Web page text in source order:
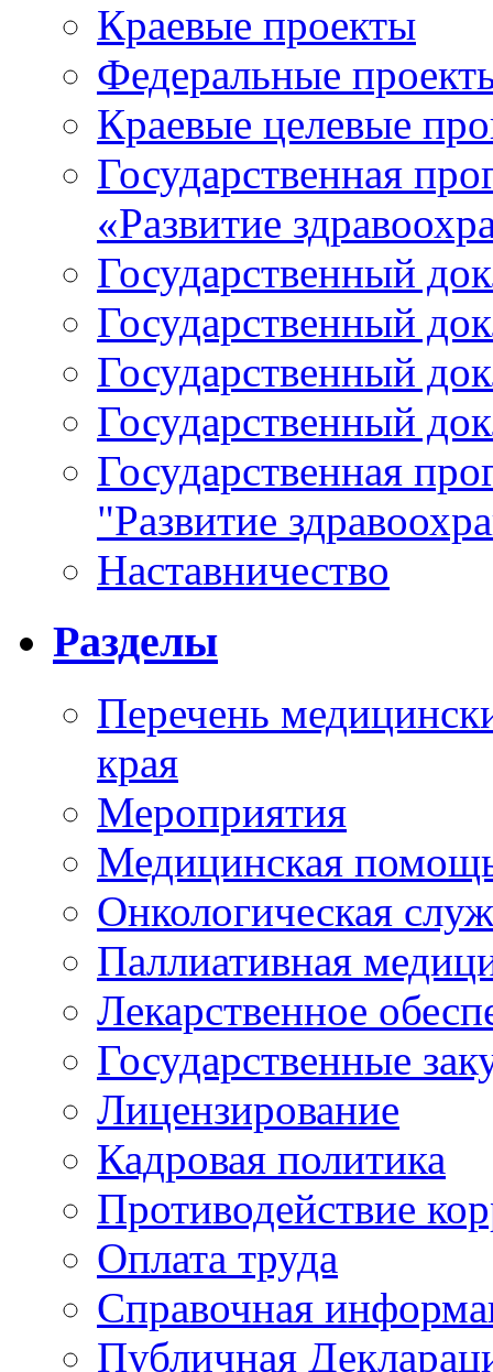
Краевые проекты
Федеральные
Краевые целевые
Государственная
«Развитие
Государственный
Государственный
Государственный
Государственный
Государственная
"Развитие
Наставничество
Разделы
Перечень
края
Мероприятия
Медицинская
Онкологическая
Паллиативная
Лекарственное
Государственные
Лицензирование
Кадровая политика
Противодействие
Оплата труда
Справочная
Публичная